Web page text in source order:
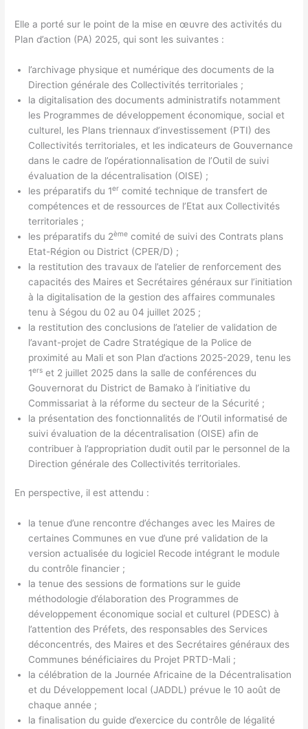
Elle a porté sur le point de la mise en œuvre des activités du
Plan d’action (PA) 2025, qui sont les suivantes :
l’archivage physique et numérique des documents de la
Direction générale des Collectivités territoriales ;
la digitalisation des documents administratifs notamment
les Programmes de développement économique, social et
culturel, les Plans triennaux d’investissement (PTI) des
Collectivités territoriales, et les indicateurs de Gouvernance
dans le cadre de l’opérationnalisation de l’Outil de suivi
évaluation de la décentralisation (OISE) ;
les préparatifs du 1er comité technique de transfert de
compétences et de ressources de l’Etat aux Collectivités
territoriales ;
les préparatifs du 2ème comité de suivi des Contrats plans
Etat-Région ou District (CPER/D) ;
la restitution des travaux de l’atelier de renforcement des
capacités des Maires et Secrétaires généraux sur l’initiation
à la digitalisation de la gestion des affaires communales
tenu à Ségou du 02 au 04 juillet 2025 ;
la restitution des conclusions de l’atelier de validation de
l’avant-projet de Cadre Stratégique de la Police de
proximité au Mali et son Plan d’actions 2025-2029, tenu les
1ers et 2 juillet 2025 dans la salle de conférences du
Gouvernorat du District de Bamako à l’initiative du
Commissariat à la réforme du secteur de la Sécurité ;
la présentation des fonctionnalités de l’Outil informatisé de
suivi évaluation de la décentralisation (OISE) afin de
contribuer à l’appropriation dudit outil par le personnel de la
Direction générale des Collectivités territoriales.
En perspective, il est attendu :
la tenue d’une rencontre d’échanges avec les Maires de
certaines Communes en vue d’une pré validation de la
version actualisée du logiciel Recode intégrant le module
du contrôle financier ;
la tenue des sessions de formations sur le guide
méthodologie d’élaboration des Programmes de
développement économique social et culturel (PDESC) à
l’attention des Préfets, des responsables des Services
déconcentrés, des Maires et des Secrétaires généraux des
Communes bénéficiaires du Projet PRTD-Mali ;
la célébration de la Journée Africaine de la Décentralisation
et du Développement local (JADDL) prévue le 10 août de
chaque année ;
la finalisation du guide d’exercice du contrôle de légalité